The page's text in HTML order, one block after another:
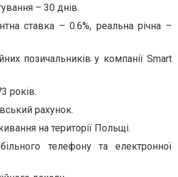
– 30 днів.
ставка – 0.6%, реальна річна –
позичальників у компанії Smart
років.
рахунок.
на території Польщі.
телефону та електронної